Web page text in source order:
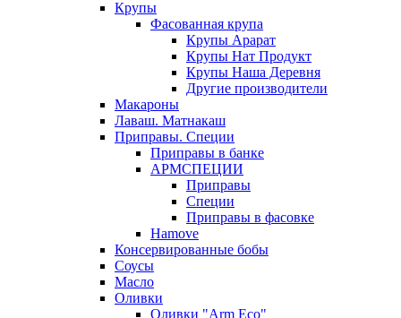
Крупы
Фасованная крупа
Крупы Арарат
Крупы Нат Продукт
Крупы Наша Деревня
Другие производители
Макароны
Лаваш. Матнакаш
Приправы. Специи
Приправы в банке
АРМСПЕЦИИ
Приправы
Специи
Приправы в фасовке
Hamove
Консервированные бобы
Соусы
Масло
Оливки
Оливки "Arm Eco"